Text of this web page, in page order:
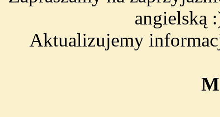
angielską
Aktualizujemy